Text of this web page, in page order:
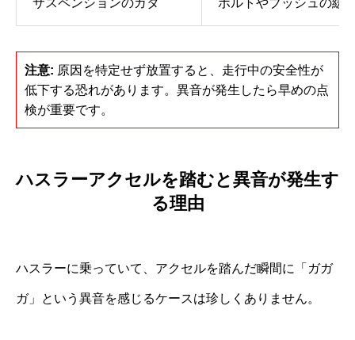
注意: 原因を特定せず放置すると、走行中の安全性が
低下する恐れがあります。異音が発生したら早めの点
検が重要です。
ハスラーアクセルを踏むと異音が発生す
る理由
ハスラーに乗っていて、アクセルを踏んだ瞬間に「ガガ
ガ」という異音を感じるケースは珍しくありません。